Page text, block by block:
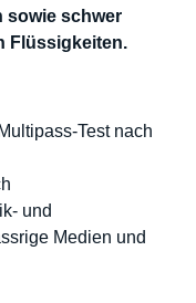
sowie schwer
Flüssigkeiten.
Test nach
und
Medien und